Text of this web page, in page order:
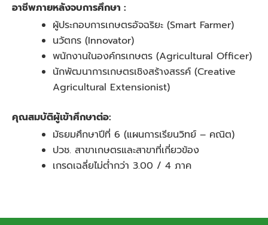
อาชีพภายหลังจบการศึกษา :
ผู้ประกอบการเกษตรอัจฉริยะ (Smart Farmer)
นวัตกร (Innovator)
พนักงานในองค์กรเกษตร (Agricultural Officer)
นักพัฒนาการเกษตรเชิงสร้างสรรค์ (Creative
Agricultural Extensionist)
คุณสมบัติผู้เข้าศึกษาต่อ:
มัธยมศึกษาปีที่ 6 (แผนการเรียนวิทย์ – คณิต)
ปวช. สาขาเกษตรและสาขาที่เกี่ยวข้อง
เกรดเฉลี่ยไม่ต่ำกว่า 3.00 / 4 ภาค